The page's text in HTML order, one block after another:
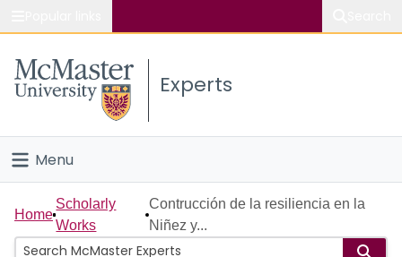
Study
Connect
Experts
Menu
Home
People
Home
Scholarly
Works
Contrucción de la resiliencia en la
Niñez y...